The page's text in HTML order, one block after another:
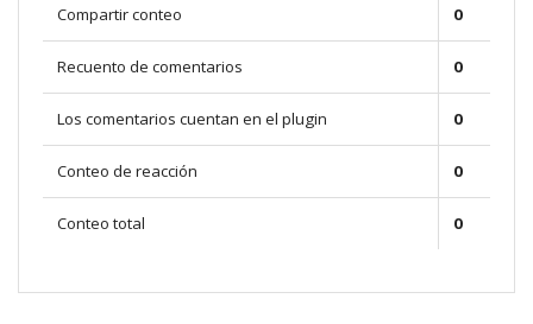
Compartir conteo 0
Recuento de comentarios 0
Los comentarios cuentan en el plugin 0
Conteo de reacción 0
Conteo total 0